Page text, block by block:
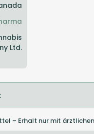
Ltd.
– Erhalt nur mit